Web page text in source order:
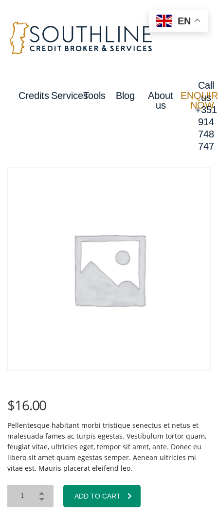
Credits ServicesTools Blog
About
us
NOW
Call
us
+351
914
748
747
$16.00
Pellentesque habitant morbi tristique senectus et netus et
malesuada fames ac turpis egestas. Vestibulum tortor quam,
feugiat vitae, ultricies eget, tempor sit amet, ante. Donec eu
libero sit amet quam egestas semper. Aenean ultricies mi
vitae est. Mauris placerat eleifend leo.
ADD TO CART
EN